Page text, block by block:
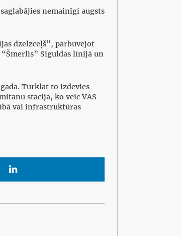
nemainīgi augsts
dzelzceļš”, pārbūvējot
Siguldas līnijā un
Turklāt to izdevies
stacijā, ko veic VAS
vai infrastruktūras
